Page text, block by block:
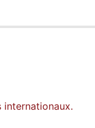
internationaux.